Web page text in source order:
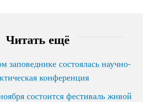
Читать ещё
заповеднике состоялась научно-
конференция
состоится фестиваль живой